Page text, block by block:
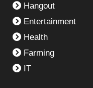
Hangout
Entertainment
Health
Farming
IT